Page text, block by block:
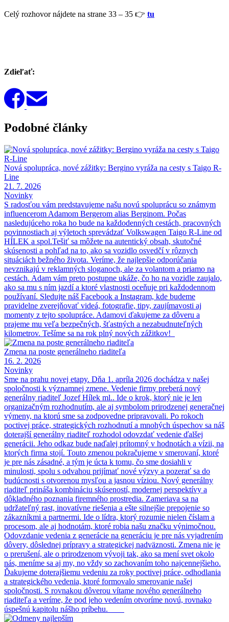
Celý rozhovor nájdete na strane 33 – 35 👉 tu
Zdieľať:
Podobné články
Nová spolupráca, nové zážitky: Bergino vyráža na cesty s Taigo R-
Line
21. 7. 2026
Novinky
S radosťou vám predstavujeme našu novú spoluprácu so známym
influencerom Adamom Bergerom alias Berginom. Počas
nasledujúceho roka ho bude na každodenných cestách, pracovných
povinnostiach aj výletoch sprevádzať Volkswagen Taigo R-Line od
HÍLEK a spol.Tešiť sa môžete na autentický obsah, skutočné
skúsenosti a pohľad na to, ako sa vozidlo osvedčí v rôznych
situáciách bežného života. Veríme, že najlepšie odporúčania
nevznikajú v reklamných sloganoch, ale za volantom a priamo na
cestách. Adam vám preto postupne ukáže, čo ho na vozidle zaujalo,
ako sa mu s ním jazdí a ktoré vlastnosti oceňuje pri každodennom
používaní. Sledujte náš Facebook a Instagram, kde budeme
pravidelne zverejňovať videá, fotografie, tipy, zaujímavosti aj
momenty z tejto spolupráce. Adamovi ďakujeme za dôveru a
prajeme mu veľa bezpečných, šťastných a nezabudnuteľných
kilometrov. Tešíme sa na rok plný nových zážitkov!
Zmena na poste generálneho riaditeľa
16. 2. 2026
Novinky
Sme na prahu novej etapy. Dňa 1. apríla 2026 dochádza v našej
spoločnosti k významnej zmene. Vedenie firmy preberá nový
generálny riaditeľ Jozef Hílek ml.. Ide o krok, ktorý nie je len
organizačným rozhodnutím, ale aj symbolom prirodzenej generačnej
výmeny, na ktorú sme sa zodpovedne pripravovali. Po rokoch
poctivej práce, strategických rozhodnutí a mnohých úspechov sa náš
doterajší generálny riaditeľ rozhodol odovzdať vedenie ďalšej
generácii. Jeho odkaz bude naďalej prítomný v hodnotách a vízii, na
ktorých firma stojí. Touto zmenou pokračujeme v smerovaní, ktoré
je pre nás zásadné, a tým je úcta k tomu, čo sme dosiahli v
minulosti, spolu s odvahou prijímať nové výzvy a pozerať sa do
budúcnosti s otvorenou mysľou a jasnou víziou. Nový generálny
riaditeľ prináša kombináciu skúseností, modernej perspektívy a
dôkladného poznania firemného prostredia. Zameriava sa na
udržateľný rast, inovatívne riešenia a ešte silnejšie prepojenie so
zákazníkmi a partnermi. Ide o lídra, ktorý rozumie nielen číslam a
procesom, ale aj hodnotám, ktoré robia našu značku výnimočnou.
Odovzdanie vedenia z generácie na generáciu je pre nás vyjadrením
dôvery, dôslednej prípravy a strategickej nadväznosti. Zmena nie je
o prerušení, ale o prirodzenom vývoji tak, ako sa mení svet okolo
nás, meníme sa aj my, no vždy so zachovaním toho najcennejšieho.
Ďakujeme doterajšiemu vedeniu za roky poctivej práce, odhodlania
a strategického vedenia, ktoré formovalo smerovanie našej
spoločnosti. S rovnakou dôverou vítame nového generálneho
riaditeľa a veríme, že pod jeho vedením otvoríme novú, rovnako
úspešnú kapitolu nášho príbehu.